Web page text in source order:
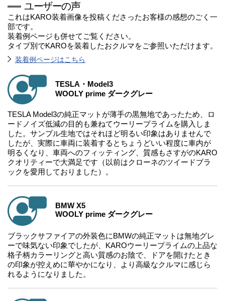
ユーザーの声
これはKARO装着画像を投稿くださったお客様の感想のごく一
部です。
装着例ページも併せてご覧ください。
タイプ別でKAROを装着したおクルマをご参照いただけます。
装着例ページはこちら
TESLA・Model3
WOOLY prime ダークグレー
TESLA Model3の純正マットが薄手の黒無地であったため、ロ
ードノイズ低減の目的も兼ねてウーリープライムを購入しま
した。サンプル生地ではそれほど明るい印象はありませんで
したが、実際に車両に装着するとちょうどいい程度に車内が
明るくなり、車両へのフィッティング、質感もさすがのKARO
クオリティーで大満足です（以前はクローネのツイードブラ
ックを愛用しておりました）。
BMW X5
WOOLY prime ダークグレー
ブラックサファイアの外装色にBMWの純正マットは無地グレ
ーで味気ない印象でしたが、KAROウーリープライムの上品な
格子柄カラーリングと高い質感のお陰で、ドアを開けたとき
の印象が控えめに華やかになり、より高級なクルマに感じら
れるようになりました。